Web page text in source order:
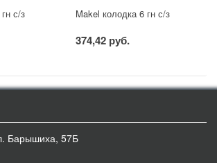
с/з Makel колодка 6 гн с/з
374,42 руб.
Барышиха, 57Б